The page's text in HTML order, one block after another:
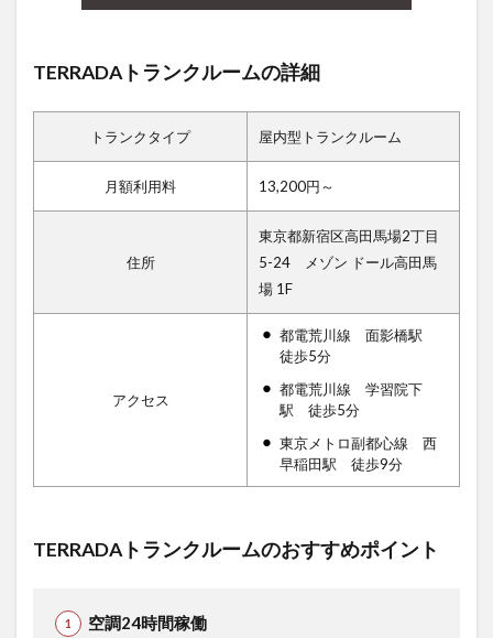
TERRADAトランクルームの詳細
トランクタイプ 屋内型トランクルーム
月額利用料 13,200円～
住所
東京都新宿区高田馬場2丁目
5-24 メゾン ドール高田馬
場 1F
アクセス
都電荒川線 面影橋駅
徒歩5分
都電荒川線 学習院下
駅 徒歩5分
東京メトロ副都心線 西
早稲田駅 徒歩9分
TERRADAトランクルームのおすすめポイント
空調24時間稼働